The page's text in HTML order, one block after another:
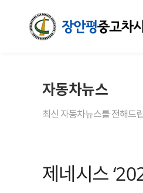
자동차뉴스
최신 자동차뉴스를 전해드
제네시스